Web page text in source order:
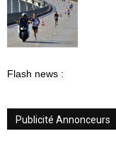
Flash news :
Publicité Annonceurs